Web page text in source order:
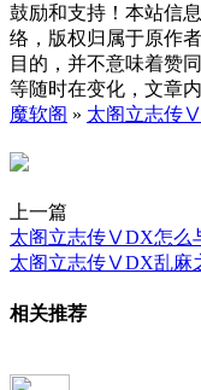
鼓励和支持！本站信
络，版权归属于原作
目的，并不意味着赞
等随时在变化，文章
魔软阁 » 太阁立志传
上一篇
太阁立志传ⅤDX怎么
太阁立志传ⅤDX乱麻
相关推荐